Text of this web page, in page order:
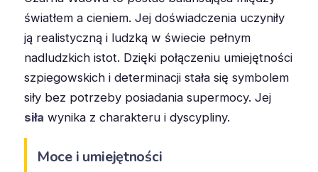
światłem a cieniem. Jej doświadczenia uczyniły
ją realistyczną i ludzką w świecie pełnym
nadludzkich istot. Dzięki połączeniu umiejętności
szpiegowskich i determinacji stała się symbolem
siły bez potrzeby posiadania supermocy. Jej
siła wynika z charakteru i dyscypliny.
Moce i umiejętności